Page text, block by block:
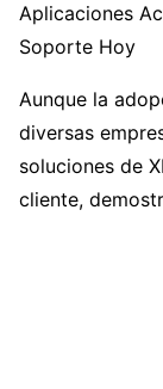
Aplicaciones
Soporte Hoy
Aunque la
diversas
soluciones de
cliente,